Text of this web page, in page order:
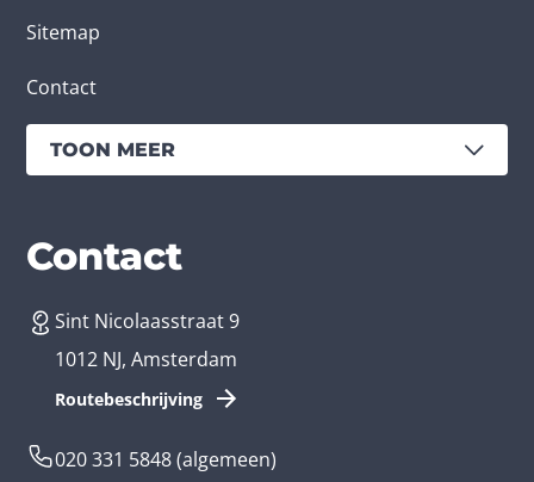
Sitemap
Contact
TOON MEER
Diensten
App laten maken
Branches
Bedrijfsapp
Contact
Sint Nicolaasstraat 9
1012 NJ, Amsterdam
Routebeschrijving
020 331 5848(algemeen)